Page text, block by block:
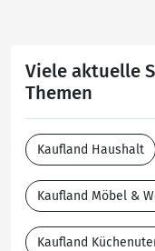
Viele aktuelle
Themen
Kaufland Haushalt
Kaufland Möbel &
Kaufland